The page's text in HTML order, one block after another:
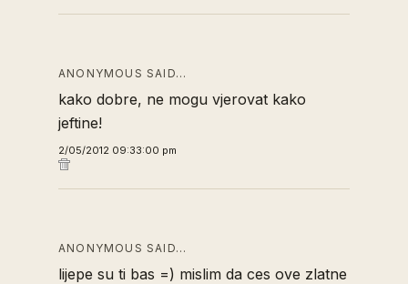
ANONYMOUS SAID…
kako dobre, ne mogu vjerovat kako
jeftine!
2/05/2012 09:33:00 pm
ANONYMOUS SAID…
lijepe su ti bas =) mislim da ces ove zlatne